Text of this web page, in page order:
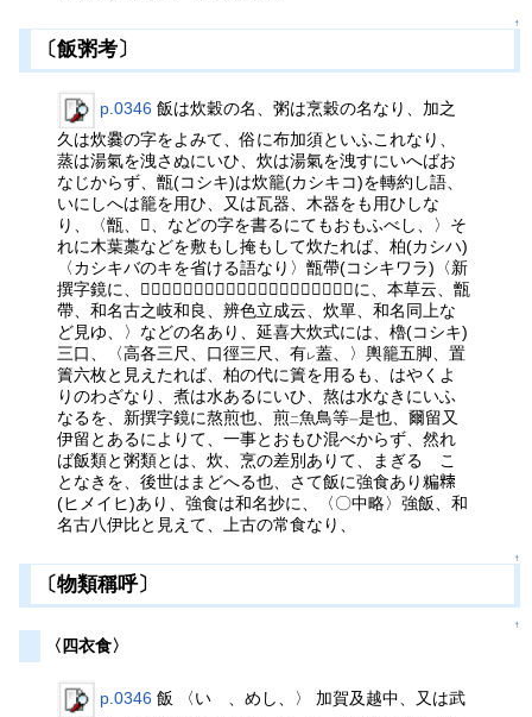
↑
〔飯粥考〕
p.0346 飯は炊穀の名、粥は烹穀の名なり、加之
久は炊爨の字をよみて、俗に布加須といふこれなり、
蒸は湯氣を洩さぬにいひ、炊は湯氣を洩すにいへばお
なじからず、甑(コシキ)は炊籠(カシキコ)を轉約し語、
いにしへは籠を用ひ、又は瓦器、木器をも用ひしな
り、〈甑、𬅎、などの字を書るにてもおもふべし、〉そ
れに木葉藁などを敷もし掩もして炊たれば、柏(カシハ)
〈カシキバのキを省ける語なり〉甑帶(コシキワラ)〈新
撰字鏡に、𤏮莊楊反炊飯之具、己志支和良云々、和名抄に、本草云、甑
帶、和名古之岐和良、辨色立成云、炊單、和名同上な
ど見ゆ、〉などの名あり、延喜大炊式には、櫓(コシキ)
三口、〈高各三尺、口徑三尺、有レ蓋、〉輿籠五脚、置
簀六枚と見えたれば、柏の代に簀を用るも、はやくよ
りのわざなり、煮は水あるにいひ、熬は水なきにいふ
なるを、新撰字鏡に熬煎也、煎二魚鳥等一是也、爾留又
伊留とあるによりて、一事とおもひ混べからず、然れ
ば飯類と粥類とは、炊、烹の差別ありて、まぎるゝこ
となきを、後世はまどへる也、さて飯に強食あり糄𥻨
(ヒメイヒ)あり、強食は和名抄に、〈〇中略〉強飯、和
名古八伊比と見えて、上古の常食なり、
↑
〔物類稱呼〕
↑
〈四衣食〉
p.0346 飯 〈いゝ、めし、〉 加賀及越中、又は武